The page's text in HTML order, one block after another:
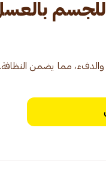
بالعسل
مما يضمن النظافة.